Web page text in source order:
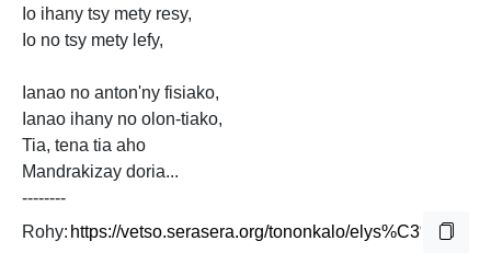
Io ihany tsy mety resy,
Io no tsy mety lefy,
Ianao no anton'ny fisiako,
Ianao ihany no olon-tiako,
Tia, tena tia aho
Mandrakizay doria...
--------
Rohy: